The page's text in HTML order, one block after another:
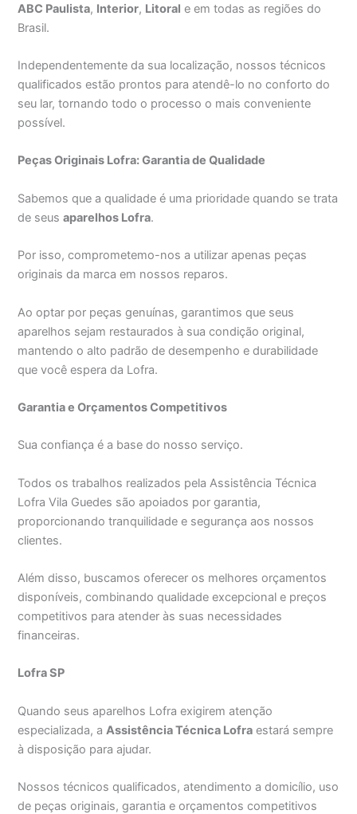
ABC Paulista, Interior, Litoral e em todas as regiões do
Brasil.
Independentemente da sua localização, nossos técnicos
qualificados estão prontos para atendê-lo no conforto do
seu lar, tornando todo o processo o mais conveniente
possível.
Peças Originais Lofra: Garantia de Qualidade
Sabemos que a qualidade é uma prioridade quando se trata
de seusaparelhos Lofra.
Por isso, comprometemo-nos a utilizar apenas peças
originais da marca em nossos reparos.
Ao optar por peças genuínas, garantimos que seus
aparelhos sejam restaurados à sua condição original,
mantendo o alto padrão de desempenho e durabilidade
que você espera da Lofra.
Garantia e Orçamentos Competitivos
Sua confiança é a base do nosso serviço.
Todos os trabalhos realizados pela Assistência Técnica
Lofra Vila Guedes são apoiados por garantia,
proporcionando tranquilidade e segurança aos nossos
clientes.
Além disso, buscamos oferecer os melhores orçamentos
disponíveis, combinando qualidade excepcional e preços
competitivos para atender às suas necessidades
financeiras.
Lofra SP
Quando seus aparelhos Lofra exigirem atenção
especializada, a Assistência Técnica Lofra estará sempre
à disposição para ajudar.
Nossos técnicos qualificados, atendimento a domicílio, uso
de peças originais, garantia e orçamentos competitivos